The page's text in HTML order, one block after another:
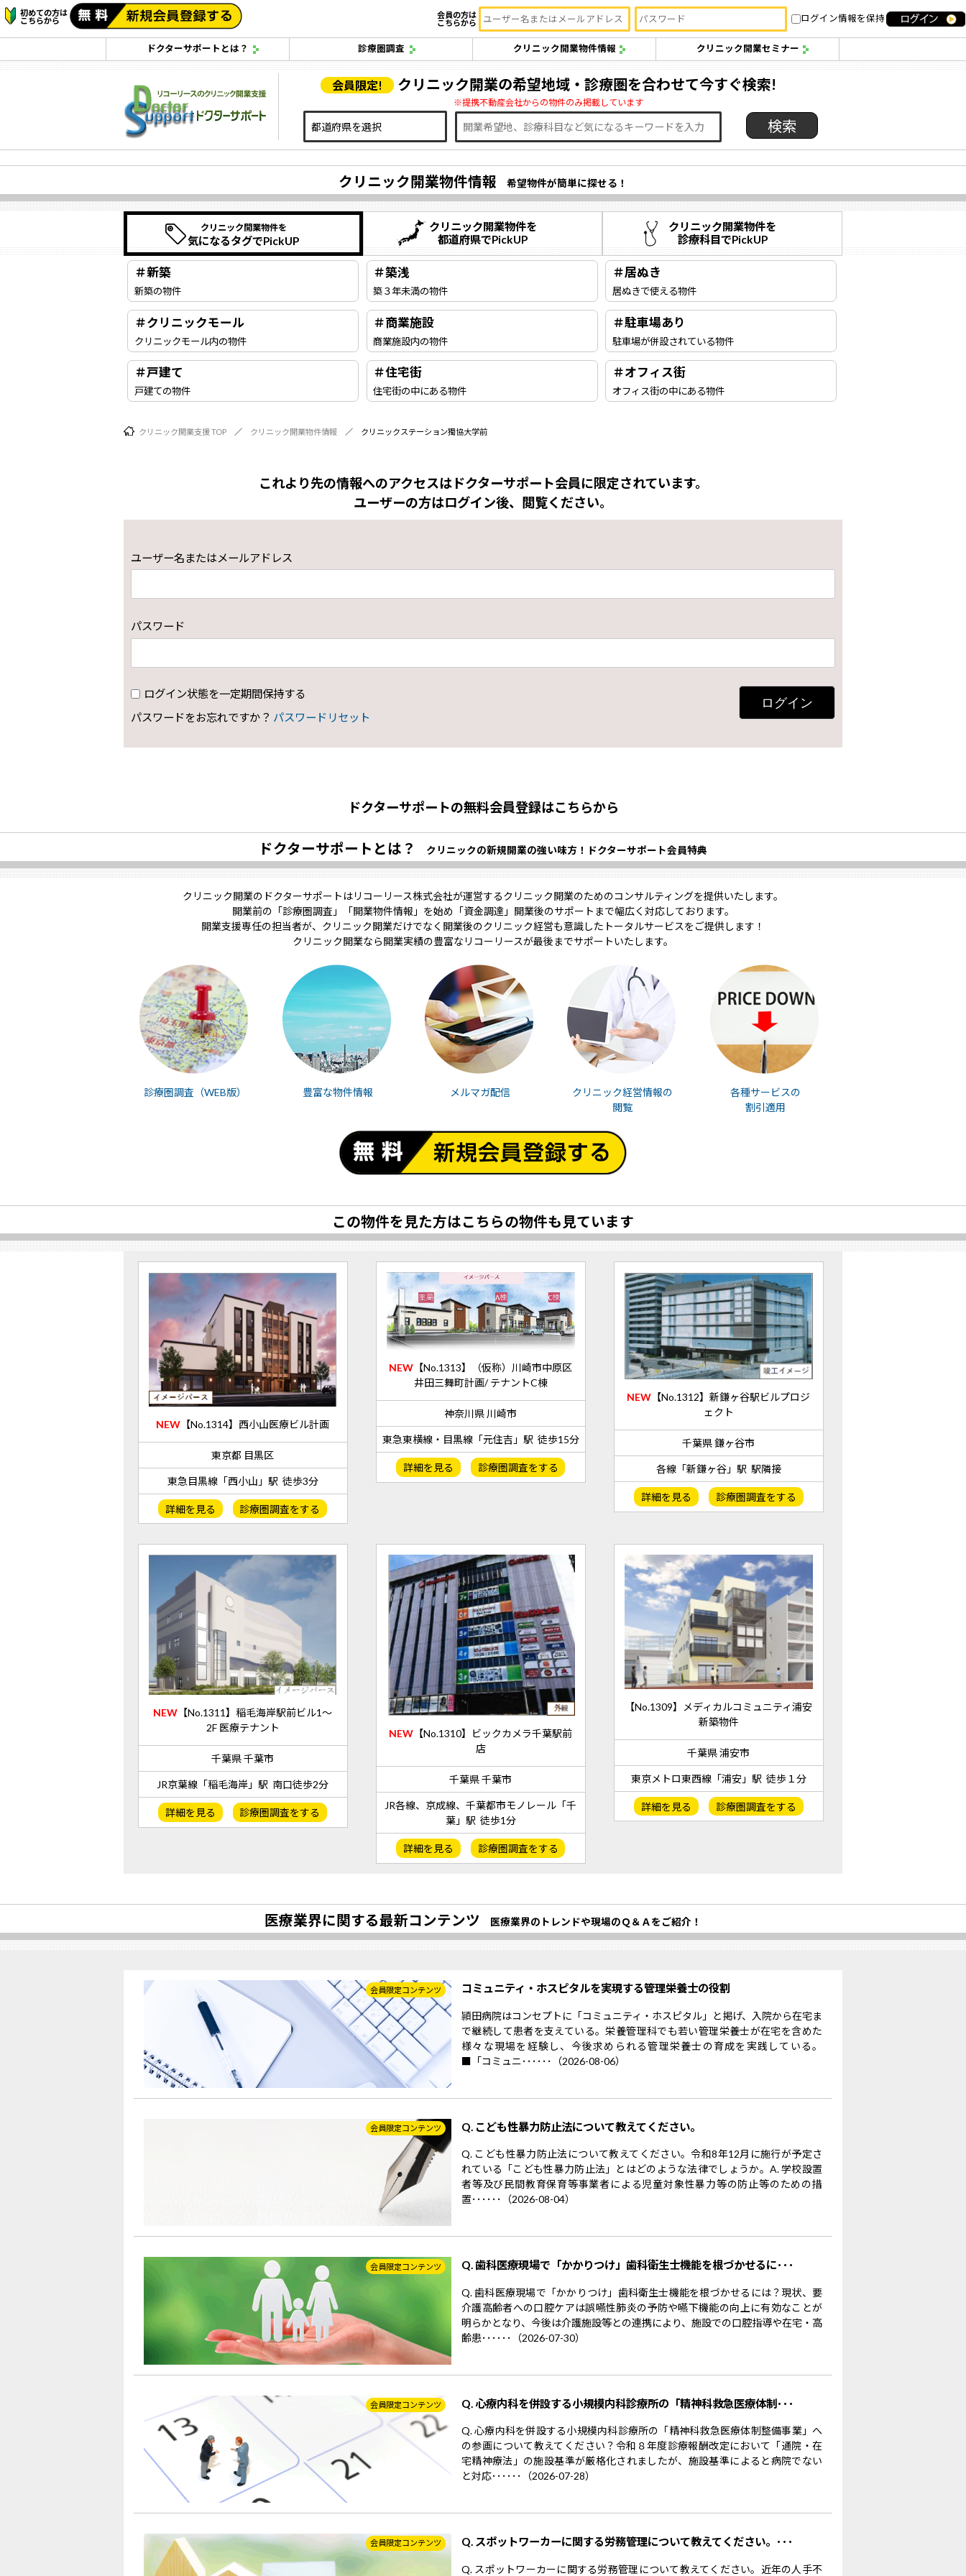
初めての方は
こちらから
会員の方は
こちらから
ログイン情報を保持
ドクターサポートとは？ 診療圏調査 クリニック開業物件情報 クリニック開業セミナー
会員限定! クリニック開業の希望地域・診療圏を合わせて今すぐ検索!
※提携不動産会社からの物件のみ掲載しています
クリニック開業物件情報 希望物件が簡単に探せる！
クリニック開業物件を
気になるタグでPickUP
クリニック開業物件を
都道府県でPickUP
クリニック開業物件を
診療科目でPickUP
＃新築
新築の物件
＃築浅
築３年未満の物件
＃居ぬき
居ぬきで使える物件
＃クリニックモール
クリニックモール内の物件
＃商業施設
商業施設内の物件
＃駐車場あり
駐車場が併設されている物件
＃戸建て
戸建ての物件
＃住宅街
住宅街の中にある物件
＃オフィス街
オフィス街の中にある物件
クリニック開業支援 TOP クリニック開業物件情報 クリニックステーション獨協大学前
これより先の情報へのアクセスはドクターサポート会員に限定されています。
ユーザーの方はログイン後、閲覧ください。
ユーザー名またはメールアドレス
パスワード
ログイン状態を一定期間保持する
パスワードをお忘れですか？ パスワードリセット
ログイン
ドクターサポートの無料会員登録はこちらから
ドクターサポートとは？ クリニックの新規開業の強い味方！ドクターサポート会員特典
クリニック開業のドクターサポートはリコーリース株式会社が運営するクリニック開業のためのコンサルティングを提供いたします。
開業前の「診療圏調査」「開業物件情報」を始め「資金調達」開業後のサポートまで幅広く対応しております。
開業支援専任の担当者が、クリニック開業だけでなく開業後のクリニック経営も意識したトータルサービスをご提供します！
クリニック開業なら開業実績の豊富なリコーリースが最後までサポートいたします。
診療圏調査（WEB版） 豊富な物件情報 メルマガ配信
クリニック経営情報の
閲覧
各種サービスの
割引適用
この物件を見た方はこちらの物件も見ています
NEW 【No.1314】西小山医療ビル計画
東京都 目黒区
東急目黒線「西小山」駅 徒歩3分
詳細を見る 診療圏調査をする
NEW 【No.1313】（仮称）川崎市中原区
井田三舞町計画/ テナントC棟
神奈川県 川崎市
東急東横線・目黒線「元住吉」駅 徒歩15分
詳細を見る 診療圏調査をする
NEW 【No.1312】新鎌ヶ谷駅ビルプロジ
ェクト
千葉県 鎌ヶ谷市
各線「新鎌ヶ谷」駅 駅隣接
詳細を見る 診療圏調査をする
NEW 【No.1311】稲毛海岸駅前ビル1～
2F 医療テナント
千葉県 千葉市
JR京葉線「稲毛海岸」駅 南口徒歩2分
詳細を見る 診療圏調査をする
NEW 【No.1310】ビックカメラ千葉駅前
店
千葉県 千葉市
JR各線、京成線、千葉都市モノレール「千
葉」駅 徒歩1分
詳細を見る 診療圏調査をする
【No.1309】メディカルコミュニティ浦安
新築物件
千葉県 浦安市
東京メトロ東西線「浦安」駅 徒歩１分
詳細を見る 診療圏調査をする
医療業界に関する最新コンテンツ 医療業界のトレンドや現場のＱ＆Ａをご紹介！
会員限定コンテンツ コミュニティ・ホスピタルを実現する管理栄養士の役割
頴田病院はコンセプトに「コミュニティ・ホスピタル」と掲げ、入院から在宅ま
で継続して患者を支えている。栄養管理科でも若い管理栄養士が在宅を含めた
様々な現場を経験し、今後求められる管理栄養士の育成を実践している。
■「コミュニ･･････（2026-08-06）
会員限定コンテンツ Q. こども性暴力防止法について教えてください。
Q. こども性暴力防止法について教えてください。令和8年12月に施行が予定さ
れている「こども性暴力防止法」とはどのような法律でしょうか。A. 学校設置
者等及び民間教育保育等事業者による児童対象性暴力等の防止等のための措
置･･････（2026-08-04）
会員限定コンテンツ Q. 歯科医療現場で「かかりつけ」歯科衛生士機能を根づかせるに･･･
Q. 歯科医療現場で「かかりつけ」歯科衛生士機能を根づかせるには？現状、要
介護高齢者への口腔ケアは誤嚥性肺炎の予防や嚥下機能の向上に有効なことが
明らかとなり、今後は介護施設等との連携により、施設での口腔指導や在宅・高
齢患･･････（2026-07-30）
会員限定コンテンツ Q. 心療内科を併設する小規模内科診療所の「精神科救急医療体制･･･
Q. 心療内科を併設する小規模内科診療所の「精神科救急医療体制整備事業」へ
の参画について教えてください？令和８年度診療報酬改定において「通院・在
宅精神療法」の施設基準が厳格化されましたが、施設基準によると病院でない
と対応･･････（2026-07-28）
会員限定コンテンツ Q. スポットワーカーに関する労務管理について教えてください。･･･
Q. スポットワーカーに関する労務管理について教えてください。近年の人手不